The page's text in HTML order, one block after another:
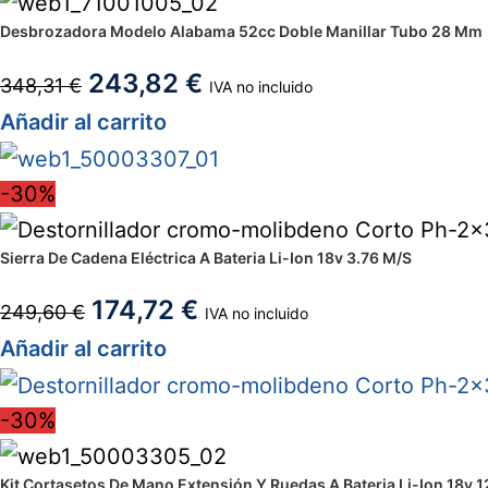
Desbrozadora Modelo Alabama 52cc Doble Manillar Tubo 28 Mm
348,31€ 243,82 € IVA no incluido
Añadir al carrito
-30%
Sierra De Cadena Eléctrica A Bateria Li-Ion 18v 3.76 M/S
249,60€ 174,72 € IVA no incluido
Añadir al carrito
-30%